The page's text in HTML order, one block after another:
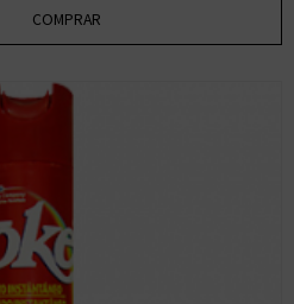
COMPRAR